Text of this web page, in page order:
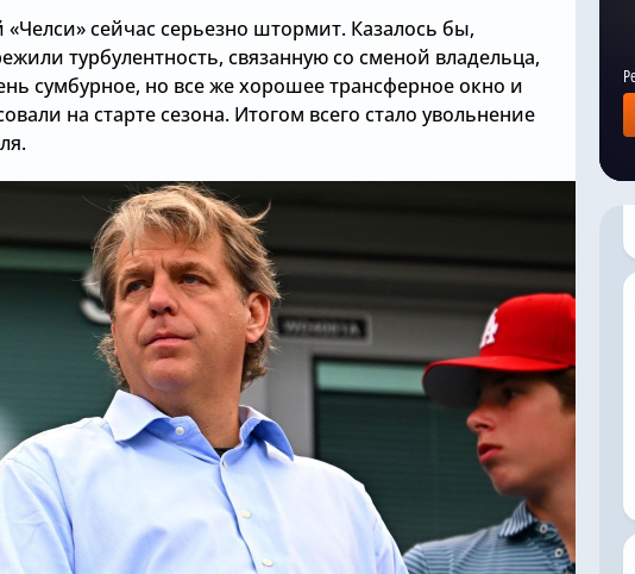
сейчас серьезно штормит. Казалось бы,
турбулентность, связанную со сменой владельца,
сумбурное, но все же хорошее трансферное окно и
на старте сезона. Итогом всего стало увольнение